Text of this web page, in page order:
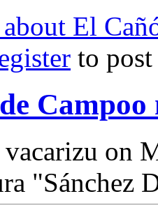
about El
to
Campoo
vacarizu on
"Sánchez